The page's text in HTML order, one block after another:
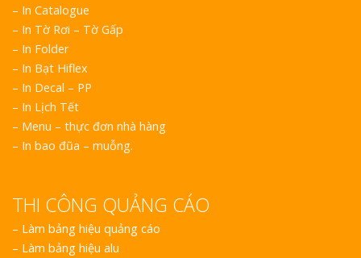
– In Catalogue
– In Tờ Rơi – Tờ Gấp
– In Folder
– In Bạt Hiflex
– In Decal – PP
– In Lịch Tết
– Menu – thực đơn nhà hàng
– In bao đũa – muỗng.
THI CÔNG QUẢNG CÁO
– Làm bảng hiệu quảng cáo
– Làm bảng hiệu alu